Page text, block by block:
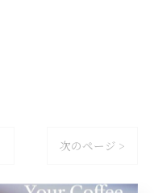
次のページ >